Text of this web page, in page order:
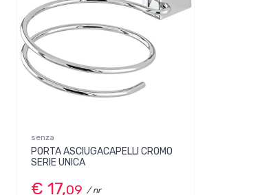
senza
PORTA ASCIUGACAPELLI CROMO
SERIE UNICA
€ 17,09 / nr